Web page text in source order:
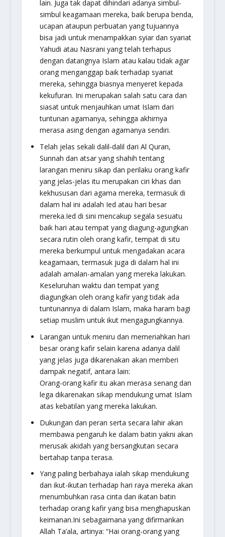
lain. Juga tak dapat dihindari adanya simbul-
simbul keagamaan mereka, baik berupa benda,
ucapan ataupun perbuatan yang tujuannya
bisa jadi untuk menampakkan syiar dan syariat
Yahudi atau Nasrani yang telah terhapus
dengan datangnya Islam atau kalau tidak agar
orang menganggap baik terhadap syariat
mereka, sehingga biasnya menyeret kepada
kekufuran. Ini merupakan salah satu cara dan
siasat untuk menjauhkan umat Islam dari
tuntunan agamanya, sehingga akhirnya
merasa asing dengan agamanya sendiri.
Telah jelas sekali dalil-dalil dari Al Quran,
Sunnah dan atsar yang shahih tentang
larangan meniru sikap dan perilaku orang kafir
yang jelas-jelas itu merupakan ciri khas dan
kekhususan dari agama mereka, termasuk di
dalam hal ini adalah Ied atau hari besar
mereka.Ied di sini mencakup segala sesuatu
baik hari atau tempat yang diagung-agungkan
secara rutin oleh orang kafir, tempat di situ
mereka berkumpul untuk mengadakan acara
keagamaan, termasuk juga di dalam hal ini
adalah amalan-amalan yang mereka lakukan.
Keseluruhan waktu dan tempat yang
diagungkan oleh orang kafir yang tidak ada
tuntunannya di dalam Islam, maka haram bagi
setiap muslim untuk ikut mengagungkannya.
Larangan untuk meniru dan memeriahkan hari
besar orang kafir selain karena adanya dalil
yang jelas juga dikarenakan akan memberi
dampak negatif, antara lain:
Orang-orang kafir itu akan merasa senang dan
lega dikarenakan sikap mendukung umat Islam
atas kebatilan yang mereka lakukan.
Dukungan dan peran serta secara lahir akan
membawa pengaruh ke dalam batin yakni akan
merusak akidah yang bersangkutan secara
bertahap tanpa terasa.
Yang paling berbahaya ialah sikap mendukung
dan ikut-ikutan terhadap hari raya mereka akan
menumbuhkan rasa cinta dan ikatan batin
terhadap orang kafir yang bisa menghapuskan
keimanan.Ini sebagaimana yang difirmankan
Allah Ta’ala, artinya: “Hai orang-orang yang